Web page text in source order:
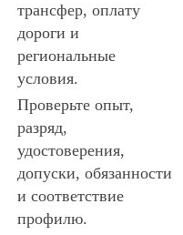
трансфер, оплату
дороги и
региональные
условия.
Проверьте опыт,
разряд,
удостоверения,
допуски, обязанности
и соответствие
профилю.